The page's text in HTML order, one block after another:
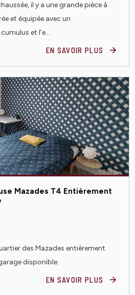
il y a une grande pièce à
et équipée avec un
et l’e...
EN SAVOIR PLUS
Mazades T4 Entièrement
des Mazades entièrement
disponible.
EN SAVOIR PLUS